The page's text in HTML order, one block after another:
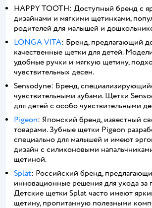
HAPPY TOOTH: Доступный бренд с
дизайнами и мягкими щетинками,
родителей для малышей и
LONGA VITA: Бренд, предлагающий
качественные щетки для детей.
удобные ручки и мягкую щетину,
чувствительных десен.
Sensodyne: Бренд,
чувствительными зубами. Щетки
для детей с особо чувствительными
Pigeon: Японский бренд, известный
товарами. Зубные щетки Pigeon
специально для малышей и имеют
дизайн с силиконовыми
щетиной.
Splat: Российский бренд,
инновационные решения для ухода за
Детские щетки Splat часто имеют
щетину, пропитанную полезными